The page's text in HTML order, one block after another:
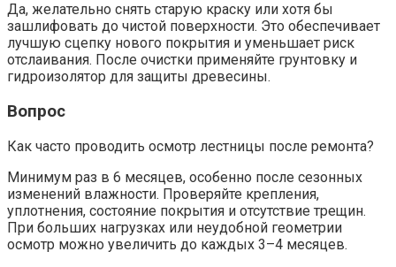
Да, желательно снять старую краску или хотя бы
зашлифовать до чистой поверхности. Это обеспечивает
лучшую сцепку нового покрытия и уменьшает риск
отслаивания. После очистки применяйте грунтовку и
гидроизолятор для защиты древесины.
Вопрос
Как часто проводить осмотр лестницы после ремонта?
Минимум раз в 6 месяцев, особенно после сезонных
изменений влажности. Проверяйте крепления,
уплотнения, состояние покрытия и отсутствие трещин.
При больших нагрузках или неудобной геометрии
осмотр можно увеличить до каждых 3–4 месяцев.